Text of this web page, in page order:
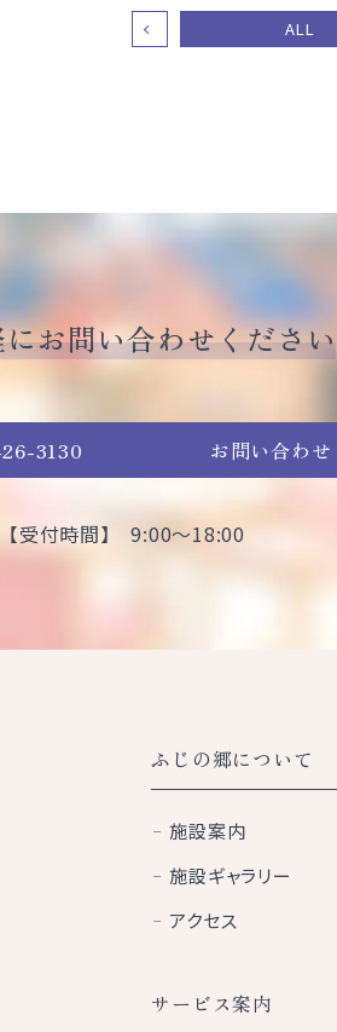
ALL
お問い合わせください
3130 お問い合わせ
【受付時間】 9:00～18:00
ふじの郷について
施設案内
施設ギャラリー
アクセス
サービス案内